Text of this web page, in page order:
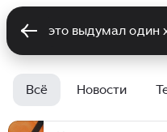
Всё Новости